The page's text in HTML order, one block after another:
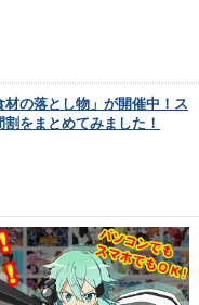
の落とし物」が開催中！ス
をまとめてみました！